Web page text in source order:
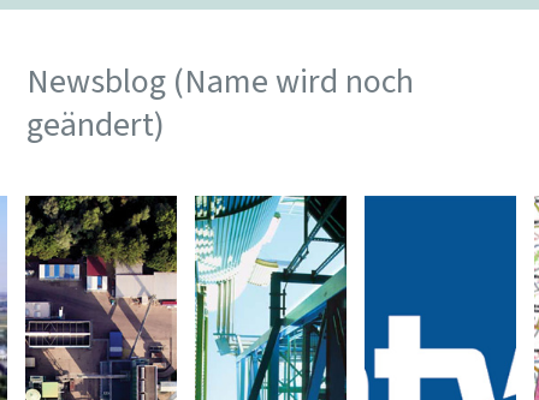
Newsblog (Name wird noch
geändert)